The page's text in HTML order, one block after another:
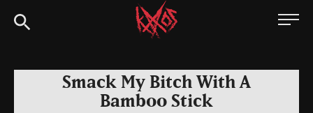
Siirry
suoraan
Kaaoszine
Smack My Bitch With A
Bamboo Stick